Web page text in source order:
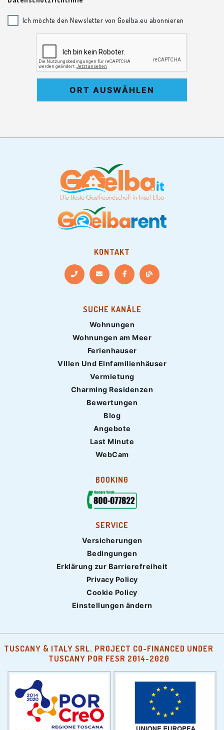
Ich möchte den Newsletter von Goelba.eu abonnieren
ORT AUSWÄHLEN
KONTAKT
SUCHE KANÄLE
Wohnungen
Wohnungen am Meer
Ferienhauser
Villen Und Einfamilienhäuser
Vermietung
Charming Residenzen
Bewertungen
Blog
Angebote
Last Minute
WebCam
BOOKING
SERVICE
Versicherungen
Bedingungen
Erklärung zur Barrierefreiheit
Privacy Policy
Cookie Policy
Einstellungen ändern
TUSCANY & ITALY SRL. PROJECT CO-FINANCED UNDER
TUSCANY POR FESR 2014-2020